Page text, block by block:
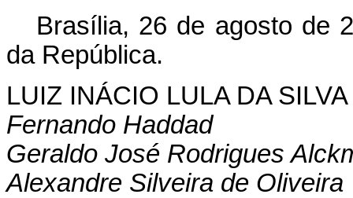
Brasília, 26 de agosto de
da República.
LUIZ INÁCIO LULA DA SILVA
Fernando Haddad
Geraldo José Rodrigues
Alexandre Silveira de Oliveira